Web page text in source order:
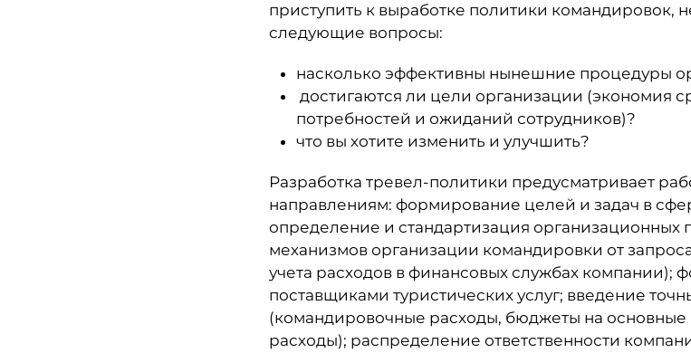
приступить к выработке политики командировок,
следующие вопросы:
насколько эффективны нынешние процедуры
достигаются ли цели организации (экономия
потребностей и ожиданий сотрудников)?
что вы хотите изменить и улучшить?
Разработка тревел-политики предусматривает
направлениям: формирование целей и задач в
определение и стандартизация организационных
механизмов организации командировки от
учета расходов в финансовых службах компании);
поставщиками туристических услуг; введение
(командировочные расходы, бюджеты на основные
расходы); распределение ответственности